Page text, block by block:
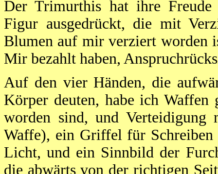
Der Trimurthis hat ihre Freude
Figur ausgedrückt, die mit
Blumen auf mir verziert worden
Mir bezahlt haben,
Auf den vier Händen, die
Körper deuten, habe ich
worden sind, und
Waffe), ein Griffel für
Licht, und ein Sinnbild der
die abwärts von der richtigen